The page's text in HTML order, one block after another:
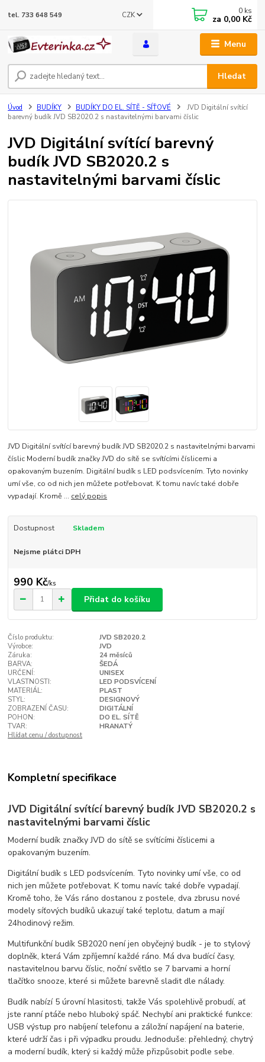
Menu
CZK
Hledat
tel. 733 648 549 0 ks
za 0,00 Kč
Úvod BUDÍKY BUDÍKY DO EL. SÍTĚ - SÍŤOVÉ
JVD Digitální svítící
barevný budík JVD SB2020.2 s nastavitelnými barvami číslic
JVD Digitální svítící barevný
budík JVD SB2020.2 s
nastavitelnými barvami číslic
JVD Digitální svítící barevný budík JVD SB2020.2 s nastavitelnými barvami
číslic Moderní budík značky JVD do sítě se svítícími číslicemi a
opakovaným buzením. Digitální budík s LED podsvícením. Tyto novinky
umí vše, co od nich jen můžete potřebovat. K tomu navíc také dobře
vypadají. Kromě ... celý popis
Dostupnost Skladem
Nejsme plátci DPH
990 Kč/ks
Přidat do košíku
Číslo produktu:
JVD SB2020.2
Výrobce:
JVD
Záruka:
24 měsíců
BARVA:
ŠEDÁ
URČENÍ:
UNISEX
VLASTNOSTI:
LED PODSVÍCENÍ
MATERIÁL:
PLAST
STYL:
DESIGNOVÝ
ZOBRAZENÍ ČASU:
DIGITÁLNÍ
POHON:
DO EL. SÍTĚ
TVAR:
HRANATÝ
Hlídat cenu / dostupnost
Kompletní specifikace
JVD Digitální svítící barevný budík JVD SB2020.2 s
nastavitelnými barvami číslic
Moderní budík značky JVD do sítě se svítícími číslicemi a
opakovaným buzením.
Digitální budík s LED podsvícením. Tyto novinky umí vše, co od
nich jen můžete potřebovat. K tomu navíc také dobře vypadají.
Kromě toho, že Vás ráno dostanou z postele, dva zbrusu nové
modely síťových budíků ukazují také teplotu, datum a mají
24hodinový režim.
Multifunkční budík SB2020 není jen obyčejný budík - je to stylový
doplněk, která Vám zpříjemní každé ráno. Má dva budící časy,
nastavitelnou barvu číslic, noční světlo se 7 barvami a horní
tlačítko snooze, které si můžete barevně sladit dle nálady.
Budík nabízí 5 úrovní hlasitosti, takže Vás spolehlivě probudí, ať
jste ranní ptáče nebo hluboký spáč. Nechybí ani praktické funkce:
USB výstup pro nabíjení telefonu a záložní napájení na baterie,
které udrží čas i při výpadku proudu. Jednoduše: přehledný, chytrý
a moderní budík, který si každý může přizpůsobit podle sebe.